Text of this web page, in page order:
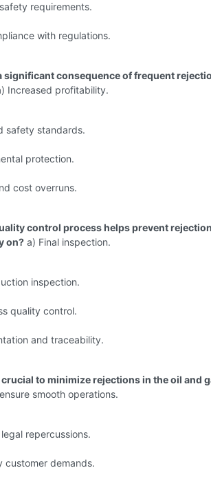
requirements.
with regulations.
significant consequence of frequent
Increased profitability.
safety standards.
protection.
cost overruns.
control process helps prevent
on? a) Final inspection.
inspection.
quality control.
and traceability.
crucial to minimize rejections in the oil and
smooth operations.
repercussions.
customer demands.